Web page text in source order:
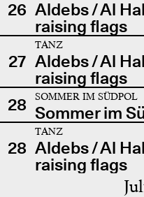
26 Aldebs / Al
raising flags
27
TANZ
Aldebs / Al
raising flags
28
SOMMER IM SÜDPOL
Sommer im
28
TANZ
Aldebs / Al
raising flags